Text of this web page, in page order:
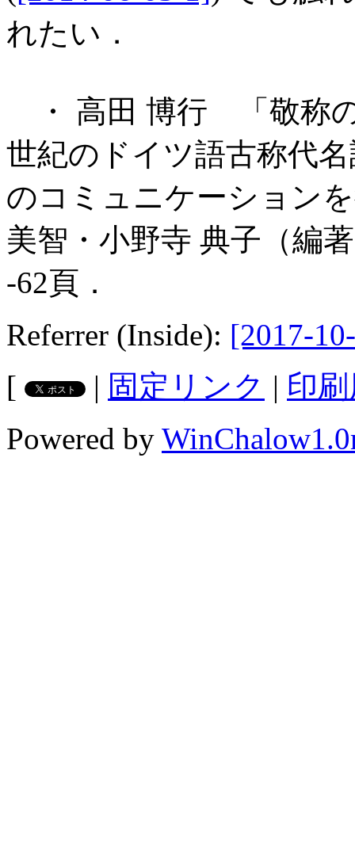
れたい．
・ 高田 博行 「敬称
世紀のドイツ語古称代
のコミュニケーション
美智・小野寺 典子（編
-62頁．
Referrer (Inside): [2017-
[
| 固定リンク | 印
Powered by